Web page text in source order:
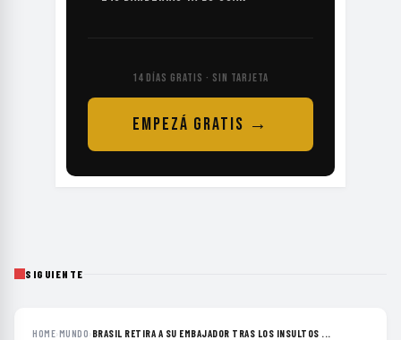
14 DÍAS GRATIS · SIN TARJETA
EMPEZÁ GRATIS →
SIGUIENTE
HOME›MUNDO› BRASIL RETIRA A SU EMBAJADOR TRAS LOS INSULTOS ...